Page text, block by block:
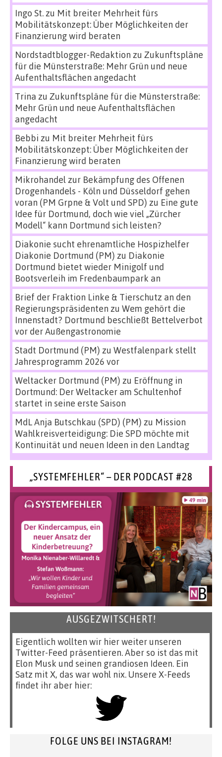
Ingo St.zu Mit breiter Mehrheit fürs
Mobilitätskonzept: Über Möglichkeiten der
Finanzierung wird beraten
Nordstadtblogger-Redaktion zu Zukunftspläne
für die Münsterstraße: Mehr Grün und neue
Aufenthaltsflächen angedacht
Trina zu Zukunftspläne für die Münsterstraße:
Mehr Grün und neue Aufenthaltsflächen
angedacht
Bebbi zu Mit breiter Mehrheit fürs
Mobilitätskonzept: Über Möglichkeiten der
Finanzierung wird beraten
Mikrohandel zur Bekämpfung des Offenen
Drogenhandels - Köln und Düsseldorf gehen
voran (PM Grpne & Volt und SPD) zu Eine gute
Idee für Dortmund, doch wie viel „Zürcher
Modell“ kann Dortmund sich leisten?
Diakonie sucht ehrenamtliche Hospizhelfer
Diakonie Dortmund (PM) zu Diakonie
Dortmund bietet wieder Minigolf und
Bootsverleih im Fredenbaumpark an
Brief der Fraktion Linke & Tierschutz an den
Regierungspräsidenten zu Wem gehört die
Innenstadt? Dortmund beschließt Bettelverbot
vor der Außengastronomie
Stadt Dortmund (PM) zu Westfalenpark stellt
Jahresprogramm 2026 vor
Weltacker Dortmund (PM) zu Eröffnung in
Dortmund: Der Weltacker am Schultenhof
startet in seine erste Saison
MdL Anja Butschkau (SPD) (PM) zu Mission
Wahlkreisverteidigung: Die SPD möchte mit
Kontinuität und neuen Ideen in den Landtag
„SYSTEMFEHLER“ – DER PODCAST #28
AUSGEZWITSCHERT!
Eigentlich wollten wir hier weiter unseren
Twitter-Feed präsentieren. Aber so ist das mit
Elon Musk und seinen grandiosen Ideen. Ein
Satz mit X, das war wohl nix. Unsere X-Feeds
findet ihr aber hier:
FOLGE UNS BEI INSTAGRAM!